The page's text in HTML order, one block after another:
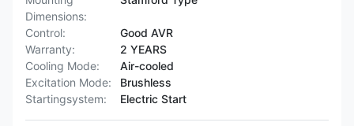
Dimensions:
Control:
Good AVR
Warranty:
2 YEARS
Cooling Mode:
Air-cooled
Excitation Mode:
Brushless
Startingsystem:
Electric Start